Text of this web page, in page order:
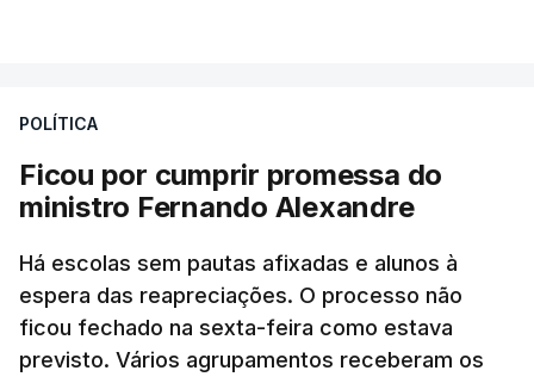
POLÍTICA
Ficou por cumprir promessa do
ministro Fernando Alexandre
Há escolas sem pautas afixadas e alunos à
espera das reapreciações. O processo não
ficou fechado na sexta-feira como estava
previsto. Vários agrupamentos receberam os